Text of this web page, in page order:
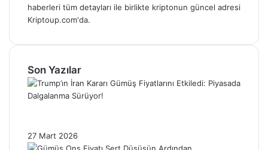
haberleri tüm detayları ile birlikte kriptonun güncel adresi
Kriptoup.com'da.
Son Yazılar
27 Mart 2026